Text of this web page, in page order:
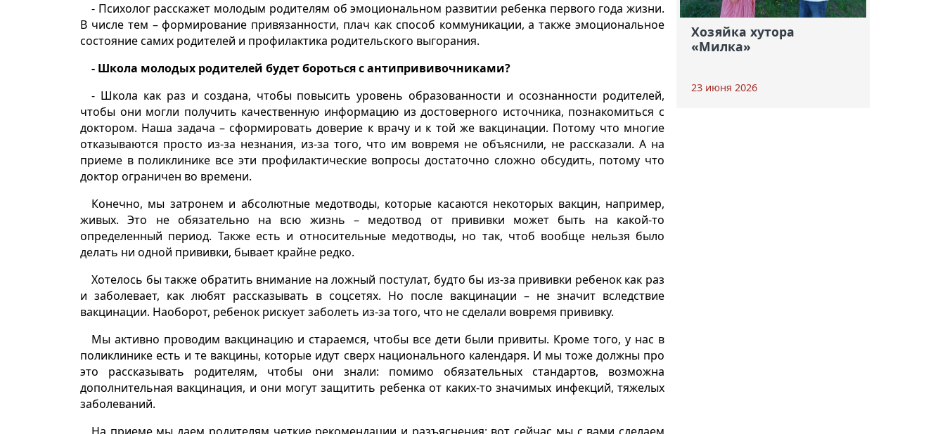
- Психолог расскажет молодым родителям об эмоциональном развитии ребенка первого года жизни.
В числе тем – формирование привязанности, плач как способ коммуникации, а также эмоциональное
состояние самих родителей и профилактика родительского выгорания.
- Школа молодых родителей будет бороться с антипрививочниками?
- Школа как раз и создана, чтобы повысить уровень образованности и осознанности родителей,
чтобы они могли получить качественную информацию из достоверного источника, познакомиться с
доктором. Наша задача – сформировать доверие к врачу и к той же вакцинации. Потому что многие
отказываются просто из-за незнания, из-за того, что им вовремя не объяснили, не рассказали. А на
приеме в поликлинике все эти профилактические вопросы достаточно сложно обсудить, потому что
доктор ограничен во времени.
Конечно, мы затронем и абсолютные медотводы, которые касаются некоторых вакцин, например,
живых. Это не обязательно на всю жизнь – медотвод от прививки может быть на какой-то
определенный период. Также есть и относительные медотводы, но так, чтоб вообще нельзя было
делать ни одной прививки, бывает крайне редко.
Хотелось бы также обратить внимание на ложный постулат, будто бы из-за прививки ребенок как раз
и заболевает, как любят рассказывать в соцсетях. Но после вакцинации – не значит вследствие
вакцинации. Наоборот, ребенок рискует заболеть из-за того, что не сделали вовремя прививку.
Мы активно проводим вакцинацию и стараемся, чтобы все дети были привиты. Кроме того, у нас в
поликлинике есть и те вакцины, которые идут сверх национального календаря. И мы тоже должны про
это рассказывать родителям, чтобы они знали: помимо обязательных стандартов, возможна
дополнительная вакцинация, и они могут защитить ребенка от каких-то значимых инфекций, тяжелых
заболеваний.
Хозяйка хутора
«Милка»
23 июня 2026